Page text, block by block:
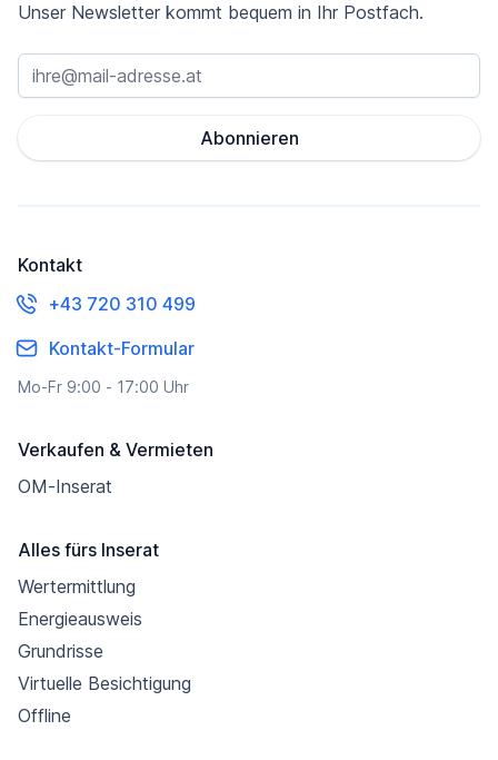
Unser Newsletter kommt bequem in Ihr Postfach.
Abonnieren
Kontakt
+43 720 310 499
Kontakt-Formular
Mo-Fr 9:00 - 17:00 Uhr
Verkaufen & Vermieten
OM-Inserat
Alles fürs Inserat
Wertermittlung
Energieausweis
Grundrisse
Virtuelle Besichtigung
Offline